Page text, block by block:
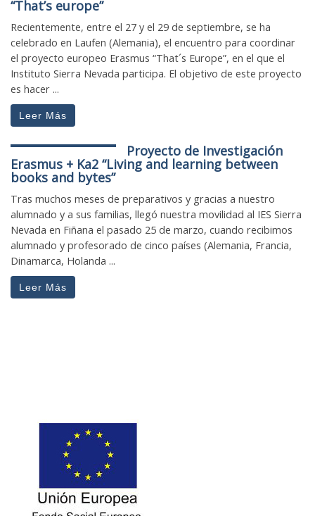
“That’s europe”
Recientemente, entre el 27 y el 29 de septiembre, se ha
celebrado en Laufen (Alemania), el encuentro para coordinar
el proyecto europeo Erasmus “That´s Europe”, en el que el
Instituto Sierra Nevada participa. El objetivo de este proyecto
es hacer ...
Leer Más
Proyecto de Investigación
Erasmus + Ka2 “Living and learning between
books and bytes”
Tras muchos meses de preparativos y gracias a nuestro
alumnado y a sus familias, llegó nuestra movilidad al IES Sierra
Nevada en Fiñana el pasado 25 de marzo, cuando recibimos
alumnado y profesorado de cinco países (Alemania, Francia,
Dinamarca, Holanda ...
Leer Más